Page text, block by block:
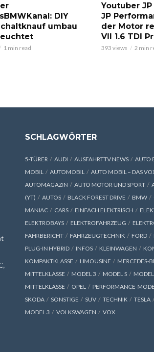
DIY
umbau
1 min read
Youtuber
JP
der Motor
VII 1.6 TDI
393 views 2 min
SCHLAGWÖRTER
5-TÜRER AUDI AUSFAHRTTV NEWS AUTO
MOBIL
AUTOMOBIL
AUTO MOBIL – DAS
AUTOMAGAZIN
AUTO MOTOR UND SPORT
(YT)
AUTOS BLACK FOREST DRIVE BMW
MANIAC
CARS EINFACH ELEKTRISCH
ELEKTROBAYS
ELEKTROFAHRZEUG
FAHRBERICHT
FAHRZEUGTECHNIK FORD
PLUG-IN HYBRID
INFOS KLEINWAGEN
KOMPAKTKLASSE
LIMOUSINE
MERCEDES-
MITTELKLASSE
MODEL 3 MODEL S
MITTELKLASSE
OPEL PERFORMANCE-
SKODA
SONSTIGE SUV TECHNIK TESLA
MODEL 3
VOLKSWAGEN VOX